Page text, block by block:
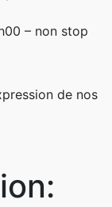
– non stop
de nos